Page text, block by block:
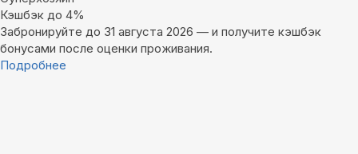
Кэшбэк до 4%
Забронируйте до 31 августа 2026 — и получите кэшбэк
бонусами после оценки проживания.
Подробнее